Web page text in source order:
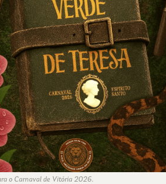
o Carnaval de Vitória 2026.